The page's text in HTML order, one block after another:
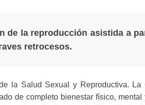
de la reproducción asistida a
retrocesos.
la Salud Sexual y Reproductiva. La
de completo bienestar físico,